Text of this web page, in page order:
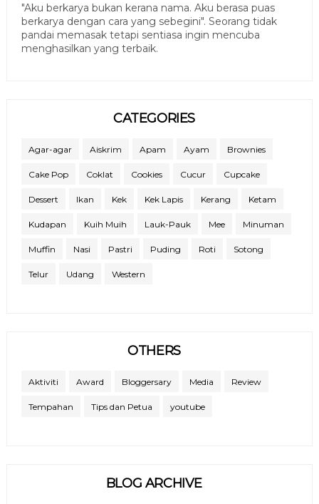
"Aku berkarya bukan kerana nama. Aku berasa puas
berkarya dengan cara yang sebegini". Seorang tidak
pandai memasak tetapi sentiasa ingin mencuba
menghasilkan yang terbaik.
CATEGORIES
Agar-agar Aiskrim Apam Ayam Brownies
Cake Pop Coklat Cookies Cucur Cupcake
Dessert Ikan Kek Kek Lapis Kerang Ketam
Kudapan Kuih Muih Lauk-Pauk Mee Minuman
Muffin Nasi Pastri Puding Roti Sotong
Telur Udang Western
OTHERS
Aktiviti Award Bloggersary Media Review
Tempahan Tips dan Petua youtube
BLOG ARCHIVE